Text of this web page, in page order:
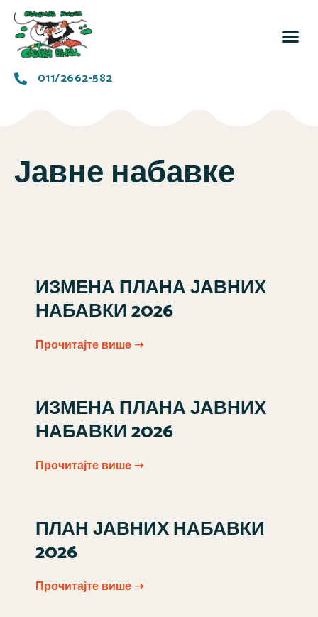
011/2662-582
Јавне набавке
ИЗМЕНА ПЛАНА ЈАВНИХ
НАБАВКИ 2026
Прочитајте више ➝
ИЗМЕНА ПЛАНА ЈАВНИХ
НАБАВКИ 2026
Прочитајте више ➝
ПЛАН ЈАВНИХ НАБАВКИ
2026
Прочитајте више ➝